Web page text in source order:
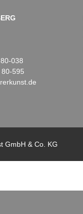
038
595
GmbH & Co. KG